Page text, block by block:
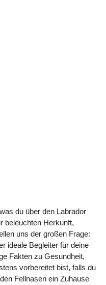
du über den Labrador
beleuchten Herkunft,
uns der großen Frage:
ideale Begleiter für deine
Fakten zu Gesundheit,
vorbereitet bist, falls du
Fellnasen ein Zuhause